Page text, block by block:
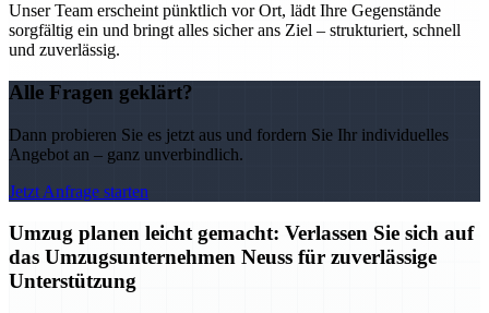
Unser Team erscheint pünktlich vor Ort, lädt Ihre Gegenstände
sorgfältig ein und bringt alles sicher ans Ziel – strukturiert, schnell
und zuverlässig.
Alle Fragen geklärt?
Dann probieren Sie es jetzt aus und fordern Sie Ihr individuelles
Angebot an – ganz unverbindlich.
Jetzt Anfrage starten
Umzug planen leicht gemacht: Verlassen Sie sich auf
das Umzugsunternehmen Neuss für zuverlässige
Unterstützung